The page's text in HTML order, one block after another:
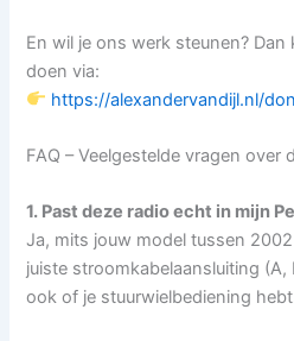
En wil je ons werk steunen?
doen via:
https://alexandervandijl.nl/
FAQ – Veelgestelde vragen over
1. Past deze radio echt in mijn
Ja, mits jouw model tussen
juiste stroomkabelaansluiting
ook of je stuurwielbediening